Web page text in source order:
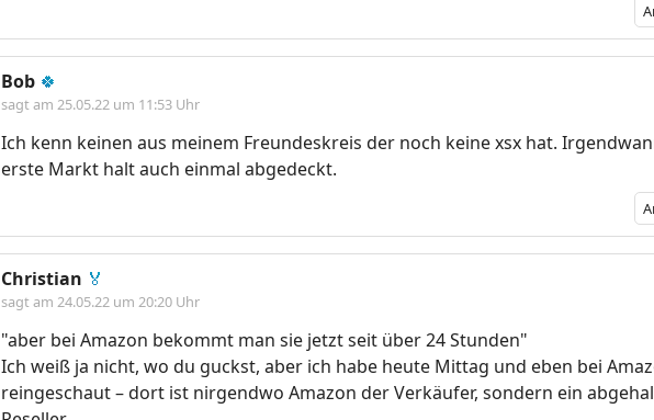
Bob 🍀
sagt am 25.05.22 um 11:53 Uhr
Ich kenn keinen aus meinem Freundeskreis der noch keine xsx hat.
erste Markt halt auch einmal abgedeckt.
Christian 🏅
sagt am 24.05.22 um 20:20 Uhr
"aber bei Amazon bekommt man sie jetzt seit über 24 Stunden"
Ich weiß ja nicht, wo du guckst, aber ich habe heute Mittag und eben bei
reingeschaut – dort ist nirgendwo Amazon der Verkäufer, sondern ein